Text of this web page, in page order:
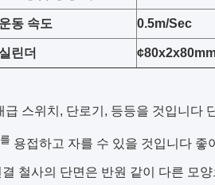
동 속도 0.5m/Sec
린더
스위치, 단로기, 등등을 것입니다
용접하고 자를 수 있을 것입니다 좋
철사의 단면은 반원 같이 다른 모